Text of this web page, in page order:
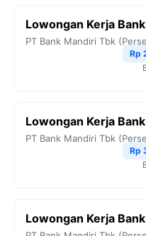
Lowongan Kerja
PT Bank Mandiri Tbk
Rp
Lowongan Kerja
PT Bank Mandiri Tbk
Rp
Lowongan Kerja